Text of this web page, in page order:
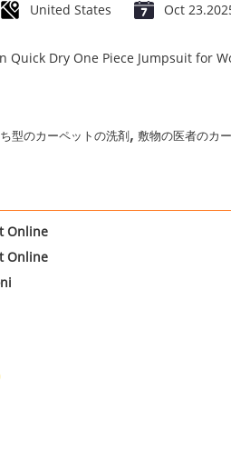
United States Oct
Quick Dry One Piece Jumpsuit for
型のカーペットの洗剤 , 敷物の医者のカ
Online
Online